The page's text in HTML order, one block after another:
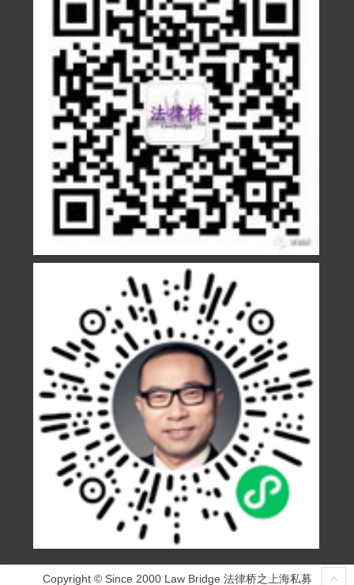
Copyright © Since 2000 Law Bridge 法律桥之上海私募